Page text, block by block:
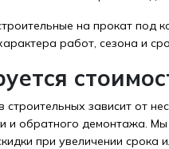
на прокат
работ, сезона и
строительных зависит от
и обратного демонтажа.
при увеличении